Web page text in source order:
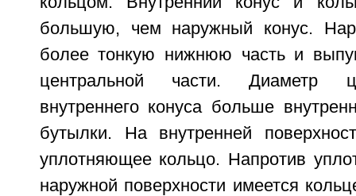
большую, чем наружный конус.
более тонкую нижнюю часть и
центральной части. Диаметр
внутреннего конуса больше
бутылки. На внутренней
уплотняющее кольцо. Напротив
наружной поверхности имеется